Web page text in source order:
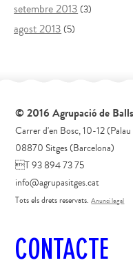
setembre 2013 (3)
agost 2013 (5)
© 2016 Agrupació de
Carrer d'en Bosc, 10-12
08870 Sitges (Barcelona)
T 93 894 73 75
info@agrupasitges.cat
Tots els drets reservats.Anunci legal
CONTACTE